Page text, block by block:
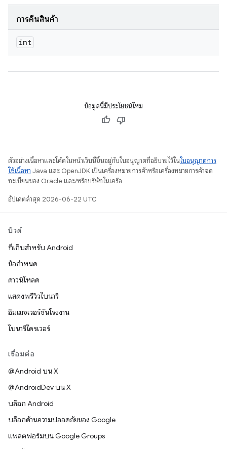
การคืนสินค้า
int
ข้อมูลนี้มีประโยชน์ไหม
ตัวอย่างเนื้อหาและโค้ดในหน้าเว็บนี้ขึ้นอยู่กับใบอนุญาตที่อธิบายไว้ในใบอนุญาตการ
ใช้เนื้อหา Java และ OpenJDK เป็นเครื่องหมายการค้าหรือเครื่องหมายการค้าจด
ทะเบียนของ Oracle และ/หรือบริษัทในเครือ
อัปเดตล่าสุด 2026-06-22 UTC
บิวด์
ที่เก็บสำหรับ Android
ข้อกำหนด
ดาวน์โหลด
แสดงพรีวิวไบนารี
อิมเมจเวอร์ชันโรงงาน
ไบนารีไดรเวอร์
เชื่อมต่อ
@Android บน X
@AndroidDev บน X
บล็อก Android
บล็อกด้านความปลอดภัยของ Google
แพลตฟอร์มบน Google Groups